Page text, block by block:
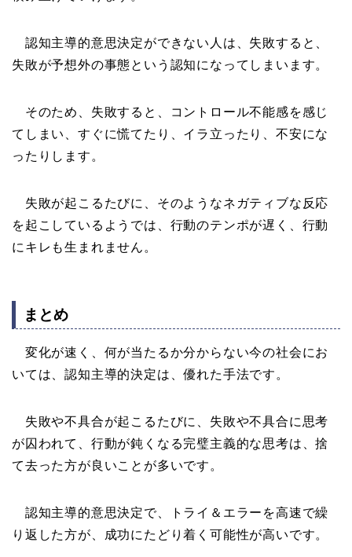
認知主導的意思決定ができない人は、失敗すると、
失敗が予想外の事態という認知になってしまいます。
そのため、失敗すると、コントロール不能感を感じ
てしまい、すぐに慌てたり、イラ立ったり、不安にな
ったりします。
失敗が起こるたびに、そのようなネガティブな反応
を起こしているようでは、行動のテンポが遅く、行動
にキレも生まれません。
まとめ
変化が速く、何が当たるか分からない今の社会にお
いては、認知主導的決定は、優れた手法です。
失敗や不具合が起こるたびに、失敗や不具合に思考
が囚われて、行動が鈍くなる完璧主義的な思考は、捨
て去った方が良いことが多いです。
認知主導的意思決定で、トライ＆エラーを高速で繰
り返した方が、成功にたどり着く可能性が高いです。